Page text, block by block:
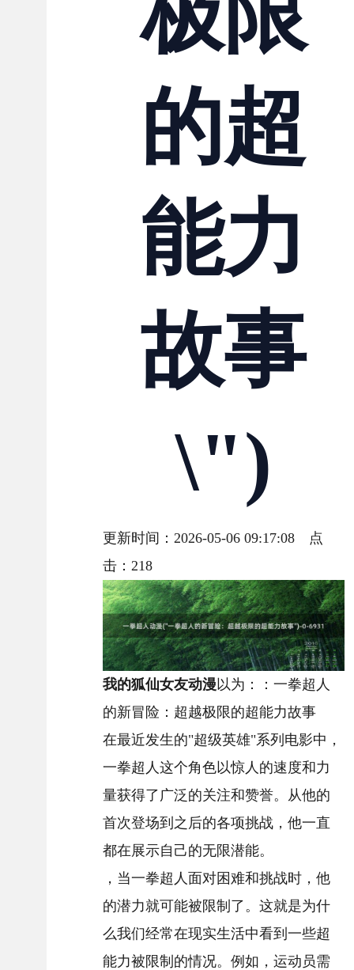
的超
能力
故事
\")
更新时间：2026-05-06 09:17:08 点
击：218
我的狐仙女友动漫 以为：：一拳超人
的新冒险：超越极限的超能力故事
在最近发生的"超级英雄"系列电影中，
一拳超人这个角色以惊人的速度和力
量获得了广泛的关注和赞誉。从他的
首次登场到之后的各项挑战，他一直
都在展示自己的无限潜能。
，当一拳超人面对困难和挑战时，他
的潜力就可能被限制了。这就是为什
么我们经常在现实生活中看到一些超
能力被限制的情况。例如，运动员需